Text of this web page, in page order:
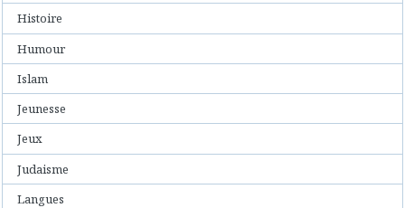
Histoire
Humour
Islam
Jeunesse
Jeux
Judaisme
Langues